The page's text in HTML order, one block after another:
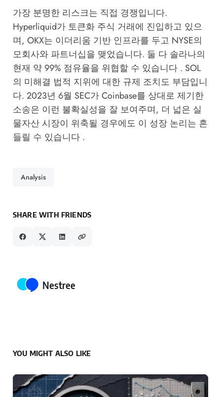
가장 분명한 리스크는 직접 경쟁입니다.
Hyperliquid가 토큰화 주식 거래에 진입하고 있으
며, OKX는 이더리움 기반 인프라를 두고 NYSE의
모회사와 파트너십을 맺었습니다. 둘 다 솔라나의
현재 약 99% 점유율을 위협할 수 있습니다 . SOL
의 미해결 법적 지위에 대한 규제 조치도 부담입니
다. 2023년 6월 SEC가 Coinbase를 상대로 제기한
소송은 이런 불확실성을 잘 보여주며, 더 넓은 실
물자산 시장이 위축될 경우에도 이 성장 논리는 흔
들릴 수 있습니다 .
Analysis
SHARE WITH FRIENDS
Posted by
Nestree
YOU MIGHT ALSO LIKE